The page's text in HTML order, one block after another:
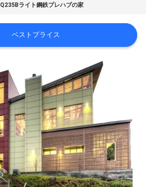
Q235Bライト鋼鉄プレハブの家
ベストプライス